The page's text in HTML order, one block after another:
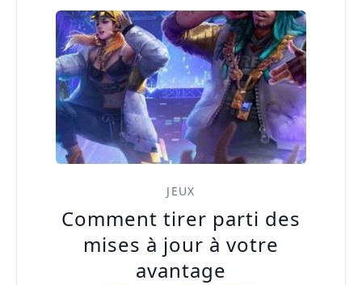
JEUX
Comment tirer parti des
mises à jour à votre
avantage